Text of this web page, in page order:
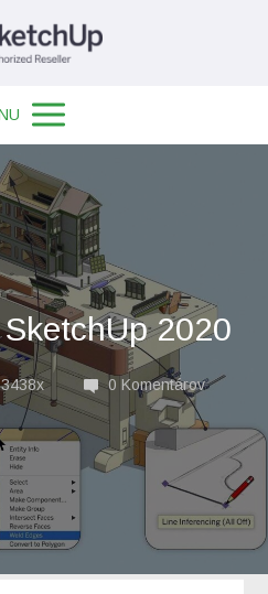
2020
3438x 0 Komentárov